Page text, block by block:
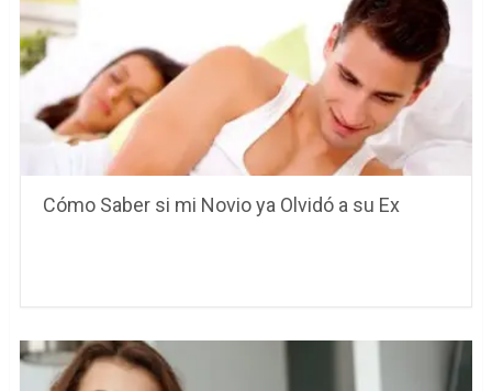
Cómo Saber si mi Novio ya Olvidó a su Ex